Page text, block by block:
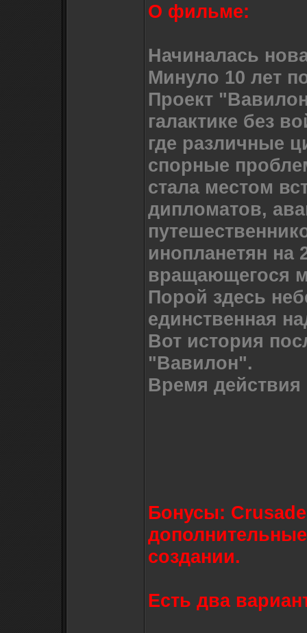
О фильме:
Начиналась
Минуло 10 лет
Проект
галактике без
где различные
спорные
стала местом
дипломатов,
инопланетян на
вращающегося
Порой здесь
единственная
Вот история
"Вавилон".
Время
Бонусы:
создании.
Есть два